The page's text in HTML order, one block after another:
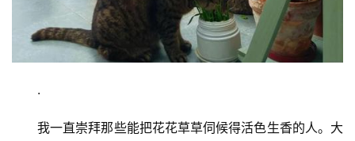
.
我一直崇拜那些能把花花草草伺候得活色生香的人。大